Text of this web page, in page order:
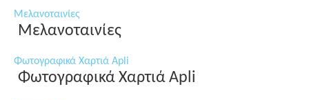
Μελανοταινίες
Μελανοταινίες
Φωτογραφικά Χαρτιά Apli
Φωτογραφικά Χαρτιά Apli